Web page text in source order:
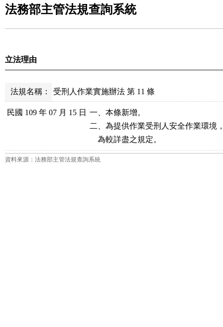
法務部主管法規查詢系統
立法理由
法規名稱： 受刑人作業實施辦法 第 11 條
民國 109 年 07 月 15 日 一、本條新增。
二、為提供作業受刑人安全作業環境
    為較詳盡之規定。
資料來源：法務部主管法規查詢系統